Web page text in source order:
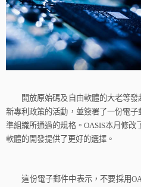
開放原始碼及自由軟體的大老等發
新專利政策的活動，並簽署了一份電
準組織所通過的規格。 OASIS本月修改
軟體的開發提供了更好的選擇。
這份電子郵件中表示，不要採用